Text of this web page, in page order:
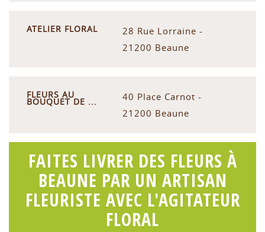
ATELIER FLORAL
28 Rue Lorraine -
21200 Beaune
FLEURS AU
BOUQUET DE ...
40 Place Carnot -
21200 Beaune
FAITES LIVRER DES FLEURS À
BEAUNE PAR UN ARTISAN
FLEURISTE AVEC L'AGITATEUR
FLORAL